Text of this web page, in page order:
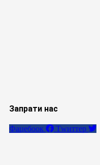
Запрати нас
Фацебоок Тwиттер